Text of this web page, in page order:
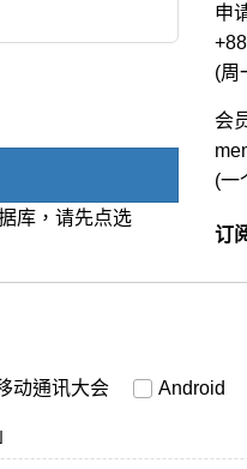
库，请先点选
申
(周
会
(一
订
动通讯大会 Android